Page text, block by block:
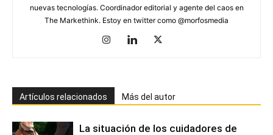
nuevas tecnologías. Coordinador editorial y agente del caos en
The Markethink. Estoy en twitter como @morfosmedia
Artículos relacionados Más del autor
La situación de los cuidadores de